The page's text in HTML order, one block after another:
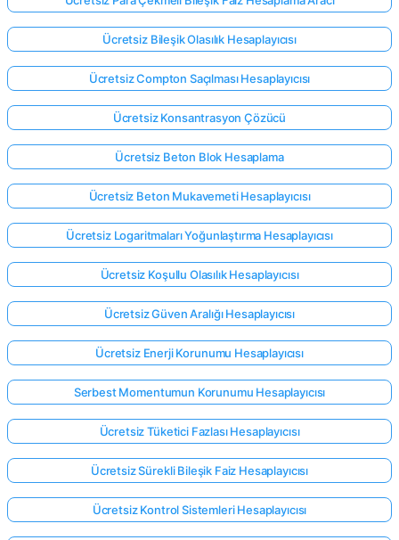
Ücretsiz Bileşik Olasılık Hesaplayıcısı
Ücretsiz Compton Saçılması Hesaplayıcısı
Ücretsiz Konsantrasyon Çözücü
Ücretsiz Beton Blok Hesaplama
Ücretsiz Beton Mukavemeti Hesaplayıcısı
Ücretsiz Logaritmaları Yoğunlaştırma Hesaplayıcısı
Ücretsiz Koşullu Olasılık Hesaplayıcısı
Ücretsiz Güven Aralığı Hesaplayıcısı
Ücretsiz Enerji Korunumu Hesaplayıcısı
Serbest Momentumun Korunumu Hesaplayıcısı
Ücretsiz Tüketici Fazlası Hesaplayıcısı
Ücretsiz Sürekli Bileşik Faiz Hesaplayıcısı
Ücretsiz Kontrol Sistemleri Hesaplayıcısı